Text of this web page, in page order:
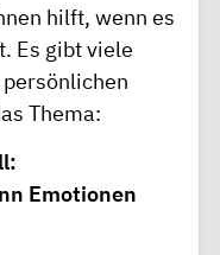
hilft, wenn es
Es gibt viele
Thema:
Emotionen